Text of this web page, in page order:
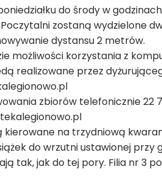
do środy w
zostaną wydzielone
dystansu 2 metrów.
możliwości korzystania z
realizowane przez
zbiorów telefonicznie 22
kierowane na trzydniową
do wrzutni ustawionej przy
tak, jak do tej pory. Filia nr 3